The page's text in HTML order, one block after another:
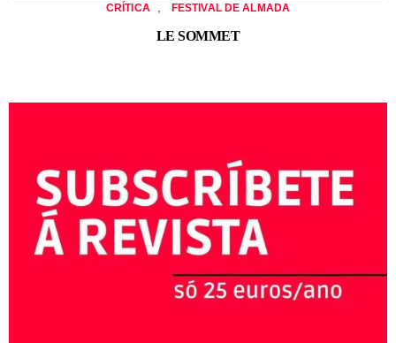
CRÍTICA FESTIVAL DE ALMADA
LE SOMMET